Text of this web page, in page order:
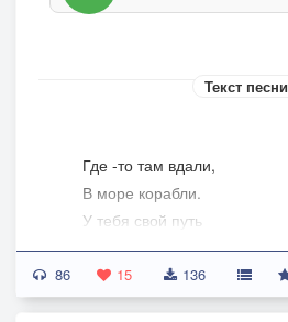
Текст песни
Где -то там вдали,
В море корабли.
У тебя свой путь
И на сердце грусть.
Без тебя мой свет,
Нет мне жизни, нет.
86 15 136